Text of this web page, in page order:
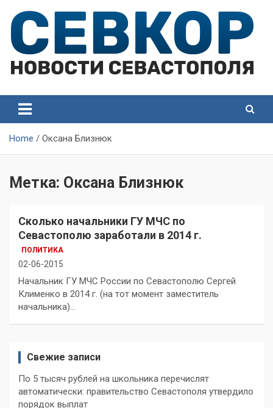
content
Севастополя
Севастополя
Home Оксана Близнюк
Метка: Оксана Близнюк
Сколько начальники ГУ МЧС по
Севастополю заработали в 2014 г.
ПОЛИТИКА
02-06-2015
Начальник ГУ МЧС России по Севастополю Сергей
Клименко в 2014 г. (на тот момент заместитель
начальника)…
Свежие записи
По 5 тысяч рублей на школьника перечислят
автоматически: правительство Севастополя утвердило
порядок выплат